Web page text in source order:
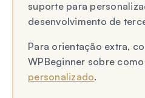
suporte para
desenvolvimento de
Para orientação extra,
WPBeginner sobre
personalizado.